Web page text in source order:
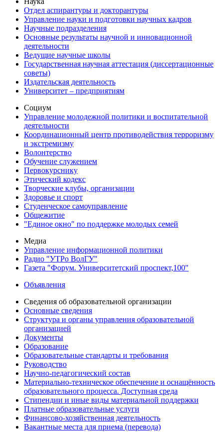
Отдел аспирантуры и докторантуры
Управление науки и подготовки научных кадров
Научные подразделения
Основные результаты научной и инновационной
деятельности
Ведущие научные школы
Государственная научная аттестация (диссертационные
советы)
Издательская деятельность
Университет – предприятиям
Социум
Управление молодежной политики и воспитательной
деятельности
Координационный центр противодействия терроризму
и экстремизму
Волонтерство
Обучение служением
Первокурснику
Этический кодекс
Творческие клубы, организации
Здоровье и спорт
Студенческое самоуправление
Общежитие
"Единое окно" по поддержке молодых семей
Медиа
Управление информационной политики
Радио "УТРо ВолГУ"
Газета "Форум. Университетский проспект,100"
Объявления
Сведения об образовательной организации
Основные сведения
Структура и органы управления образовательной
организацией
Документы
Образование
Образовательные стандарты и требования
Руководство
Научно-педагогический состав
Материально-техническое обеспечение и оснащённость
образовательного процесса. Доступная среда
Стипендии и иные виды материальной поддержки
Платные образовательные услуги
Финансово-хозяйственная деятельность
Вакантные места для приема (перевода)